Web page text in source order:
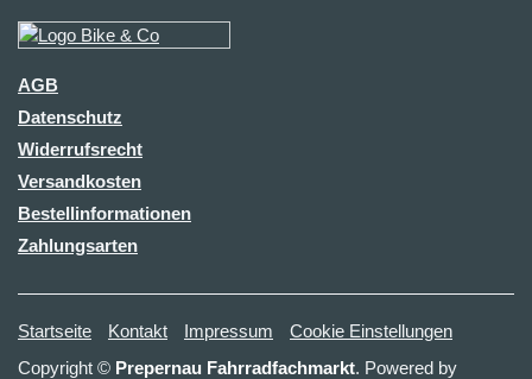
AGB
Datenschutz
Widerrufsrecht
Versandkosten
Bestellinformationen
Zahlungsarten
Startseite Kontakt Impressum
Cookie Einstellungen
Copyright © Prepernau Fahrradfachmarkt. Powered by